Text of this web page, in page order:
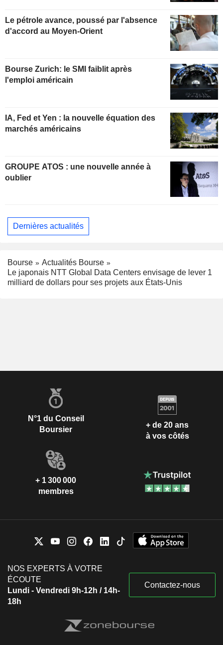
Le pétrole avance, poussé par l'absence
d'accord au Moyen-Orient
Bourse Zurich: le SMI faiblit après
l'emploi américain
IA, Fed et Yen : la nouvelle équation des
marchés américains
GROUPE ATOS : une nouvelle année à
oublier
Dernières actualités
Bourse
Actualités Bourse
Le japonais NTT Global Data Centers envisage de lever 1
milliard de dollars pour ses projets aux États-Unis
N°1 du Conseil
Boursier
+ de 20 ans
à vos côtés
+ 1 300 000
membres
NOS EXPERTS À VOTRE
ÉCOUTE
Lundi - Vendredi 9h-12h / 14h-
18h
Contactez-nous